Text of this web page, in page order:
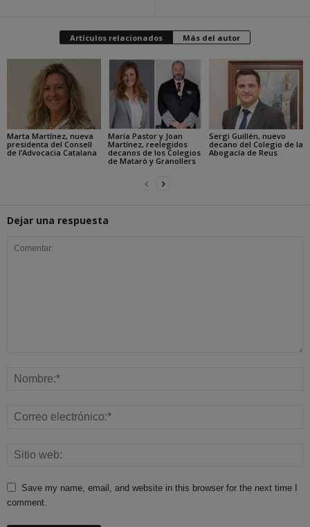
Artículos relacionados Más del autor
Marta Martínez, nueva
presidenta del Consell
de l’Advocacia Catalana
María Pastor y Joan
Martínez, reelegidos
decanos de los Colegios
de Mataró y Granollers
Sergi Guillén, nuevo
decano del Colegio de la
Abogacía de Reus
Dejar una respuesta
Save my name, email, and website in this browser for the next time I
comment.